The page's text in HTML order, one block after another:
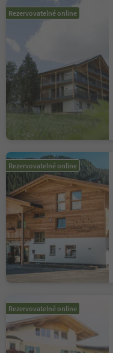
Rezervovatelné online
Rezervovatelné online
Rezervovatelné online